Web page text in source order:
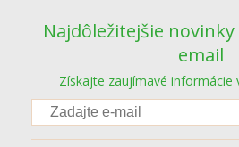
Najdôležitejšie
email
Získajte zaujímavé informácie